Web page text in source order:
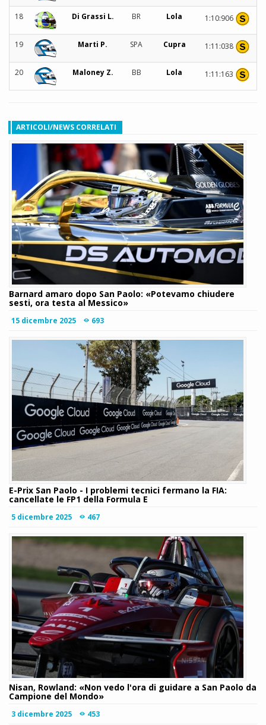
18 Di Grassi L. BR Lola 1:10:906
19 Marti P. SPA Cupra 1:11:038
20 Maloney Z. BB Lola 1:11:163
ARTICOLI/NEWS CORRELATI
Barnard amaro dopo San Paolo: «Potevamo chiudere
sesti, ora testa al Messico»
15 dicembre 2025 693
E-Prix San Paolo - I problemi tecnici fermano la FIA:
cancellate le FP1 della Formula E
5 dicembre 2025 467
Nisan, Rowland: «Non vedo l'ora di guidare a San Paolo da
Campione del Mondo»
3 dicembre 2025 453